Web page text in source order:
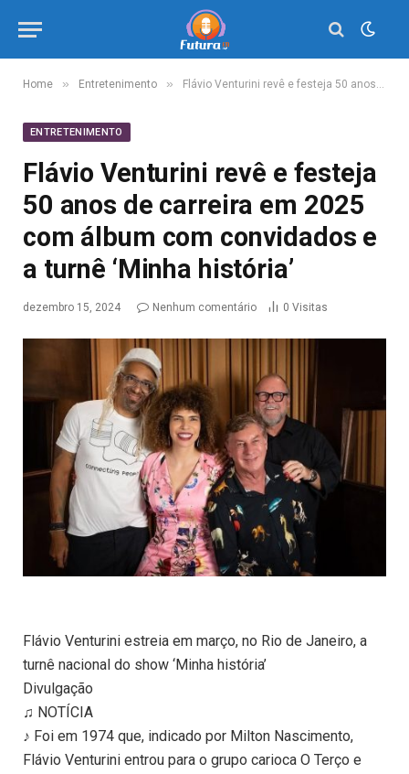
Home » Entretenimento » Flávio Venturini revê e festeja 50 anos de carreira em 2025 com álbum com convidados e a turnê ‘Minha história’
ENTRETENIMENTO
Flávio Venturini revê e festeja
50 anos de carreira em 2025
com álbum com convidados e
a turnê ‘Minha história’
dezembro 15, 2024 Nenhum comentário 0 Visitas
Flávio Venturini estreia em março, no Rio de Janeiro, a
turnê nacional do show ‘Minha história’
Divulgação
♫ NOTÍCIA
♪ Foi em 1974 que, indicado por Milton Nascimento,
Flávio Venturini entrou para o grupo carioca O Terço e